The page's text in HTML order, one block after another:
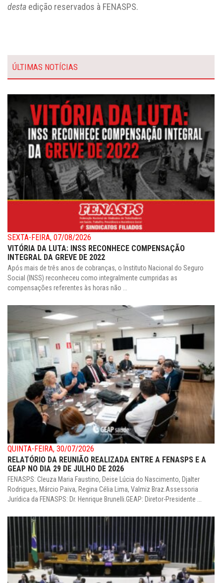
desta edição reservados à FENASPS.
ÚLTIMAS NOTÍCIAS
SEXTA-FEIRA, 07/08/2026
VITÓRIA DA LUTA: INSS RECONHECE COMPENSAÇÃO
INTEGRAL DA GREVE DE 2022
Após mais de três anos de cobranças, o Instituto Nacional do Seguro
Social (INSS) reconheceu como integralmente cumpridas as
compensações referentes às horas não ...
QUINTA-FEIRA, 30/07/2026
RELATÓRIO DA REUNIÃO REALIZADA ENTRE A FENASPS E A
GEAP NO DIA 29 DE JULHO DE 2026
FENASPS: Cleuza Maria Faustino, Deise Lúcia do Nascimento, Djalter
Rodrigues, Márcio Paiva, Regina Célia Lima, Valmiz Braz.Assessoria
Jurídica da FENASPS: Dr. Henrique Brunelli.GEAP: Diretor-Presidente ...